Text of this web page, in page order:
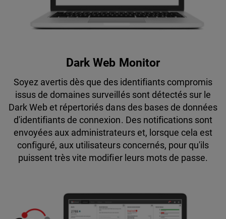
Dark Web Monitor
Soyez avertis dès que des identifiants compromis
issus de domaines surveillés sont détectés sur le
Dark Web et répertoriés dans des bases de données
d'identifiants de connexion. Des notifications sont
envoyées aux administrateurs et, lorsque cela est
configuré, aux utilisateurs concernés, pour qu'ils
puissent très vite modifier leurs mots de passe.